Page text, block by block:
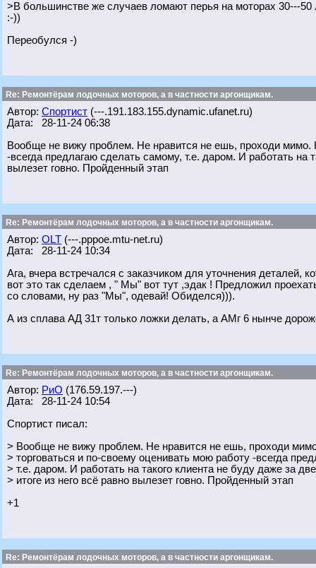
>В большинстве же случаев ломают перья на моторах 30---
:-))
Переобулся -)
Re: Ремонтёрам лодочных моторов, а в частности аргонщикам.
Автор: Спортист (---.191.183.155.dynamic.ufanet.ru)
Дата: 28-11-24 06:38
Вообще не вижу проблем. Не нравится не ешь, проходи мимо.
-всегда предлагаю сделать самому, т.е. даром. И работать на
вылезет говно. Пройденный этап
Re: Ремонтёрам лодочных моторов, а в частности аргонщикам.
Автор: OLT (---.pppoe.mtu-net.ru)
Дата: 28-11-24 10:34
Ага, вчера встречался с заказчиком для уточнения
вот это так сделаем , " Мы" вот тут ,эдак ! Предложил
со словами, ну раз "Мы", одевай! Обиделся))).
А из сплава АД 31т только ложки делать, а АМг 6 нынче
Re: Ремонтёрам лодочных моторов, а в частности аргонщикам.
Автор: РиО (176.59.197.---)
Дата: 28-11-24 10:54
Спортист писал:
> Вообще не вижу проблем. Не нравится не ешь, проходи
> торговаться и по-своему оценивать мою работу -всегда
> т.е. даром. И работать на такого клиента не буду даже за
> итоге из него всё равно вылезет говно. Пройденный этап
+1
Re: Ремонтёрам лодочных моторов, а в частности аргонщикам.